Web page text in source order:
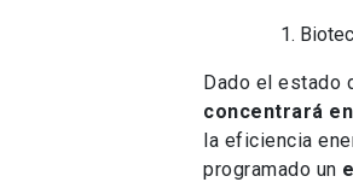
Dado el estado
concentrará
la eficiencia
programado un